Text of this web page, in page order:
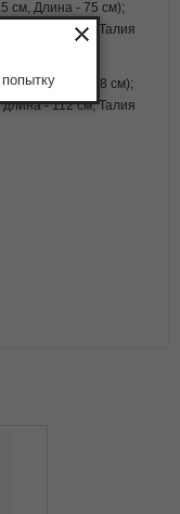
см, Длина - 75 см);
- 112 см, Талия
см, Длина - 78 см);
- 112 см, Талия